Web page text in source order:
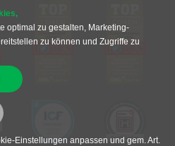
optimal zu gestalten, Marketing-
zu können und Zugriffe zu
Einstellungen anpassen und gem. Art.